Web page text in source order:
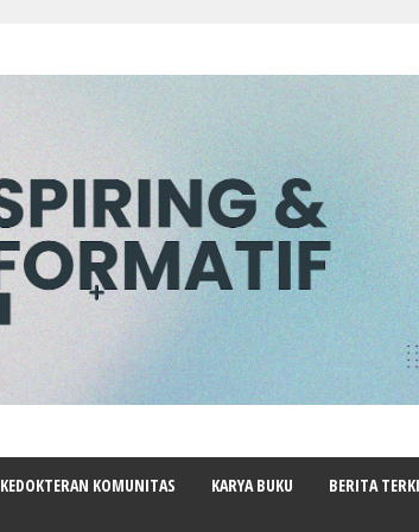
KEDOKTERAN KOMUNITAS KARYA BUKU BERITA